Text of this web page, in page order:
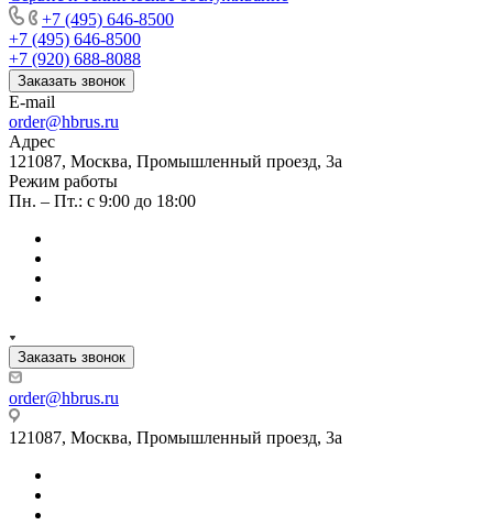
+7 (495) 646-8500
+7 (495) 646-8500
+7 (920) 688-8088
Заказать звонок
E-mail
order@hbrus.ru
Адрес
121087, Москва, Промышленный проезд, 3а
Режим работы
Пн. – Пт.: с 9:00 до 18:00
Заказать звонок
order@hbrus.ru
121087, Москва, Промышленный проезд, 3а